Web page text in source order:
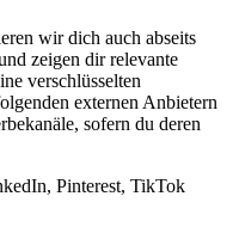
wir dich auch abseits
zeigen dir relevante
verschlüsselten
externen Anbietern
sofern du deren
Pinterest, TikTok